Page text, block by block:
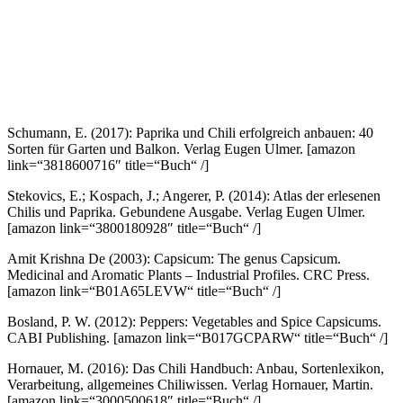
Schumann, E. (2017): Paprika und Chili erfolgreich anbauen: 40
Sorten für Garten und Balkon. Verlag Eugen Ulmer. [amazon
link=“3818600716″ title=“Buch“ /]
Stekovics, E.; Kospach, J.; Angerer, P. (2014): Atlas der erlesenen
Chilis und Paprika. Gebundene Ausgabe. Verlag Eugen Ulmer.
[amazon link=“3800180928″ title=“Buch“ /]
Amit Krishna De (2003): Capsicum: The genus Capsicum.
Medicinal and Aromatic Plants – Industrial Profiles. CRC Press.
[amazon link=“B01A65LEVW“ title=“Buch“ /]
Bosland, P. W. (2012): Peppers: Vegetables and Spice Capsicums.
CABI Publishing. [amazon link=“B017GCPARW“ title=“Buch“ /]
Hornauer, M. (2016): Das Chili Handbuch: Anbau, Sortenlexikon,
Verarbeitung, allgemeines Chiliwissen. Verlag Hornauer, Martin.